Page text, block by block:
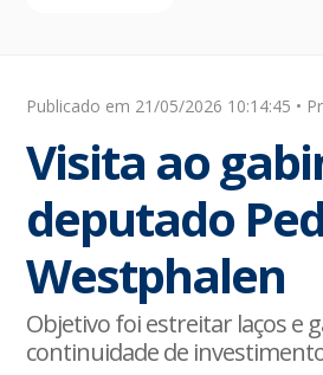
Publicado em 21/05/2026 10:14:45 •
Visita ao
deputado
Westphalen
Objetivo foi estreitar laços e
continuidade de